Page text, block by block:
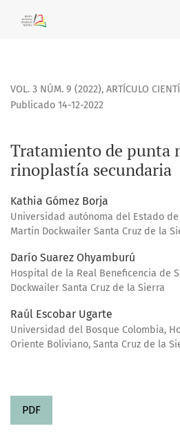
Tratamiento de punta nasal
VOL. 3 NÚM. 9 (2022), ARTÍCULO
Tratamiento de punta
rinoplastía secundaria
Publicado 14-12-2022
Kathia Gómez Borja
Universidad autónoma del Estado de
Martin Dockwailer Santa Cruz de la
Darío Suarez Ohyamburú
Hospital de la Real Beneficencia de
Dockwailer Santa Cruz de la Sierra
Raúl Escobar Ugarte
Universidad del Bosque Colombia,
Oriente Boliviano, Santa Cruz de la
PDF